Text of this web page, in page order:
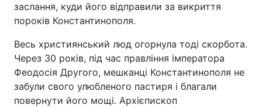
Тема оформлення
заслання, куди його відправили за викриття
пороків Константинополя.
Весь християнський люд огорнула тоді скорбота.
Через 30 років, під час правління імператора
Феодосія Другого, мешканці Константинополя не
забули свого улюбленого пастиря і благали
повернути його мощі. Архієпископ